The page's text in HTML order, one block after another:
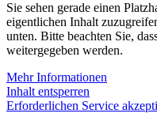
Sie sehen gerade einen
eigentlichen Inhalt
unten. Bitte beachten Sie,
weitergegeben werden.
Mehr Informationen
Inhalt entsperren
Erforderlichen Service